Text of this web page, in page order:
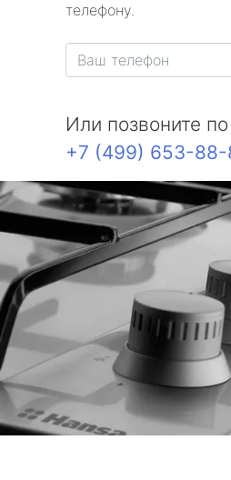
телефону.
Или позвоните
+7 (499) 653-88-